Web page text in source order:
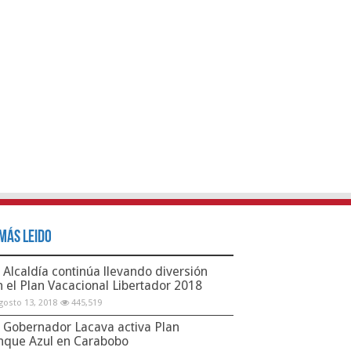
Leido
Alcaldía continúa llevando diversión
el Plan Vacacional Libertador 2018
13, 2018 445,519
Gobernador Lacava activa Plan
Azul en Carabobo